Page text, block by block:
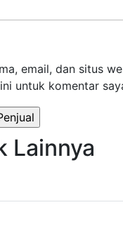
email, dan situs
untuk komentar
Lainnya